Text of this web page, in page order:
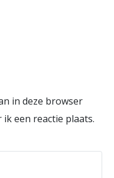
in deze browser
een reactie plaats.